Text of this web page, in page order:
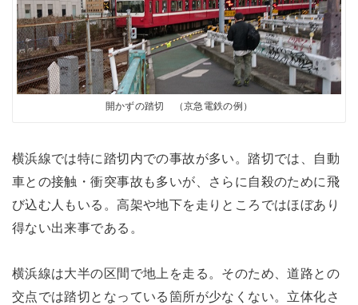
開かずの踏切 （京急電鉄の例）
横浜線では特に踏切内での事故が多い。踏切では、自動
車との接触・衝突事故も多いが、さらに自殺のために飛
び込む人もいる。高架や地下を走りところではほぼあり
得ない出来事である。
横浜線は大半の区間で地上を走る。そのため、道路との
交点では踏切となっている箇所が少なくない。立体化さ